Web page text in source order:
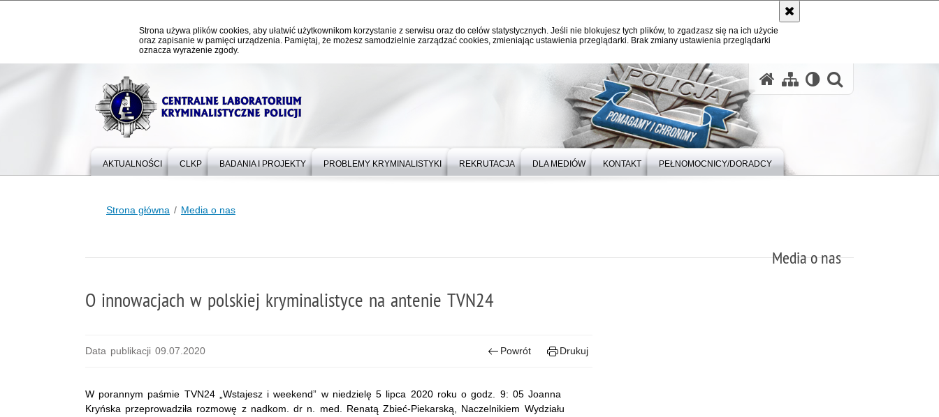
Strona używa plików cookies, aby ułatwić użytkownikom korzystanie z serwisu oraz do celów statystycznych. Jeśli nie blokujesz tych plików, to zgadzasz się na ich użycie
oraz zapisanie w pamięci urządzenia. Pamiętaj, że możesz samodzielnie zarządzać cookies, zmieniając ustawienia przeglądarki. Brak zmiany ustawienia przeglądarki
oznacza wyrażenie zgody.
AKTUALNOŚCI CLKP BADANIA I PROJEKTY PROBLEMY KRYMINALISTYKI REKRUTACJA DLA MEDIÓW KONTAKT PEŁNOMOCNICY/DORADCY
Strona główna Media o nas
Media o nas
O innowacjach w polskiej kryminalistyce na antenie TVN24
Data publikacji 09.07.2020 Powrót Drukuj
W porannym paśmie TVN24 „Wstajesz i weekend” w niedzielę 5 lipca 2020 roku o godz. 9: 05 Joanna
Kryńska przeprowadziła rozmowę z nadkom. dr n. med. Renatą Zbieć-Piekarską, Naczelnikiem Wydziału